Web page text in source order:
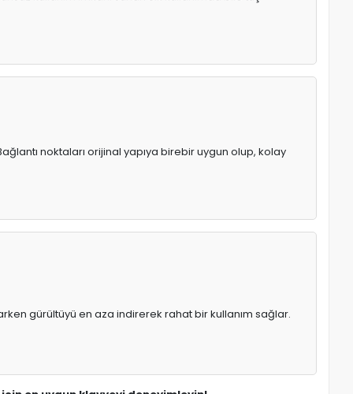
noktaları orijinal yapıya birebir uygun olup, kolay
gürültüyü en aza indirerek rahat bir kullanım sağlar.